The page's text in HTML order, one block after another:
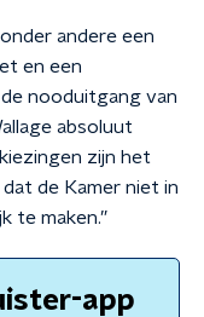
andere een
en een
nooduitgang van
absoluut
zijn het
de Kamer niet in
te maken.”
app